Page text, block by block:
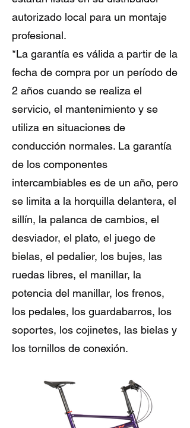
autorizado local para un montaje
profesional.
*La garantía es válida a partir de la
fecha de compra por un período de
2 años cuando se realiza el
servicio, el mantenimiento y se
utiliza en situaciones de
conducción normales. La garantía
de los componentes
intercambiables es de un año, pero
se limita a la horquilla delantera, el
sillín, la palanca de cambios, el
desviador, el plato, el juego de
bielas, el pedalier, los bujes, las
ruedas libres, el manillar, la
potencia del manillar, los frenos,
los pedales, los guardabarros, los
soportes, los cojinetes, las bielas y
los tornillos de conexión.